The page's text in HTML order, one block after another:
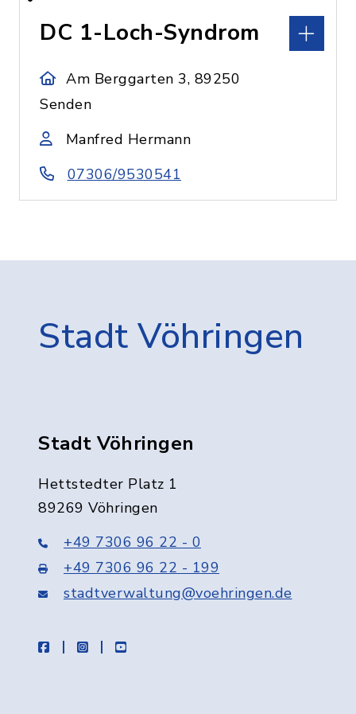
DC 1-Loch-Syndrom
Am Berggarten 3, 89250
Senden
Manfred Hermann
07306/9530541
Stadt Vöhringen
Stadt Vöhringen
Hettstedter Platz 1
89269 Vöhringen
+49 7306 96 22 - 0
+49 7306 96 22 - 199
stadtverwaltung@voehringen.de
facebookinstagramyoutube